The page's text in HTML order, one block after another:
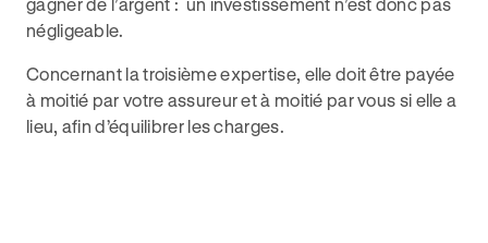
négligeable.
Concernant la troisième expertise, elle doit être payée
à moitié par votre assureur et à moitié par vous si elle a
lieu, afin d’équilibrer les charges.